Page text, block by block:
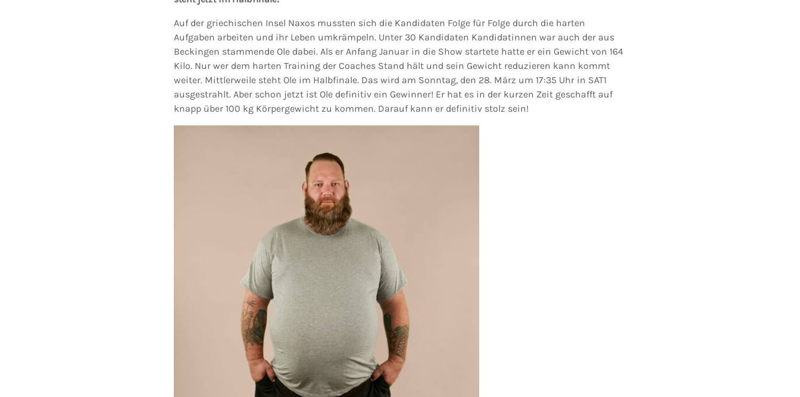
Auf der griechischen Insel Naxos mussten sich die Kandidaten Folge für Folge durch die harten
Aufgaben arbeiten und ihr Leben umkrämpeln. Unter 30 Kandidaten Kandidatinnen war auch der aus
Beckingen stammende Ole dabei. Als er Anfang Januar in die Show startete hatte er ein Gewicht von 164
Kilo. Nur wer dem harten Training der Coaches Stand hält und sein Gewicht reduzieren kann kommt
weiter. Mittlerweile steht Ole im Halbfinale. Das wird am Sonntag, den 28. März um 17:35 Uhr in SAT1
ausgestrahlt. Aber schon jetzt ist Ole definitiv ein Gewinner! Er hat es in der kurzen Zeit geschafft auf
knapp über 100 kg Körpergewicht zu kommen. Darauf kann er definitiv stolz sein!